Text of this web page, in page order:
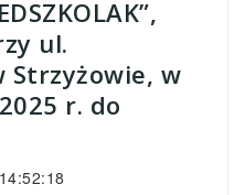
ul.
Strzyżowie, w
r. do